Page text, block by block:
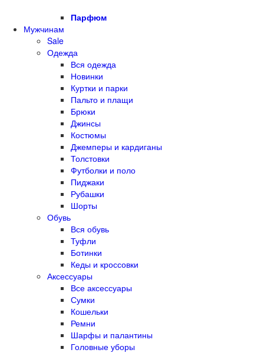
Парфюм
Мужчинам
Sale
Одежда
Вся одежда
Новинки
Куртки и парки
Пальто и плащи
Брюки
Джинсы
Костюмы
Джемперы и кардиганы
Толстовки
Футболки и поло
Пиджаки
Рубашки
Шорты
Обувь
Вся обувь
Туфли
Ботинки
Кеды и кроссовки
Аксессуары
Все аксессуары
Сумки
Кошельки
Ремни
Шарфы и палантины
Головные уборы